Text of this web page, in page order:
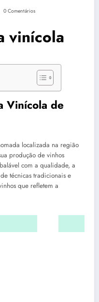
0 Comentários
vinícola
Vinícola de
localizada na região
produção de vinhos
com a qualidade, a
técnicas tradicionais e
que refletem a